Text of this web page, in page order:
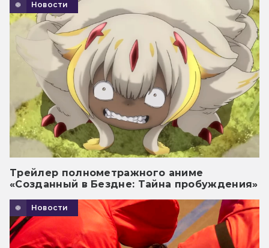
Новости
Трейлер полнометражного аниме
«Созданный в Бездне: Тайна пробуждения»
Новости